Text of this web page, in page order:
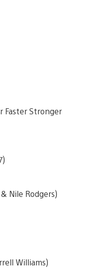
Faster Stronger
Nile Rodgers)
Williams)